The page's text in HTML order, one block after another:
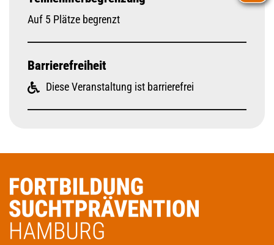
Auf 5 Plätze begrenzt
Barrierefreiheit
Diese Veranstaltung ist barrierefrei